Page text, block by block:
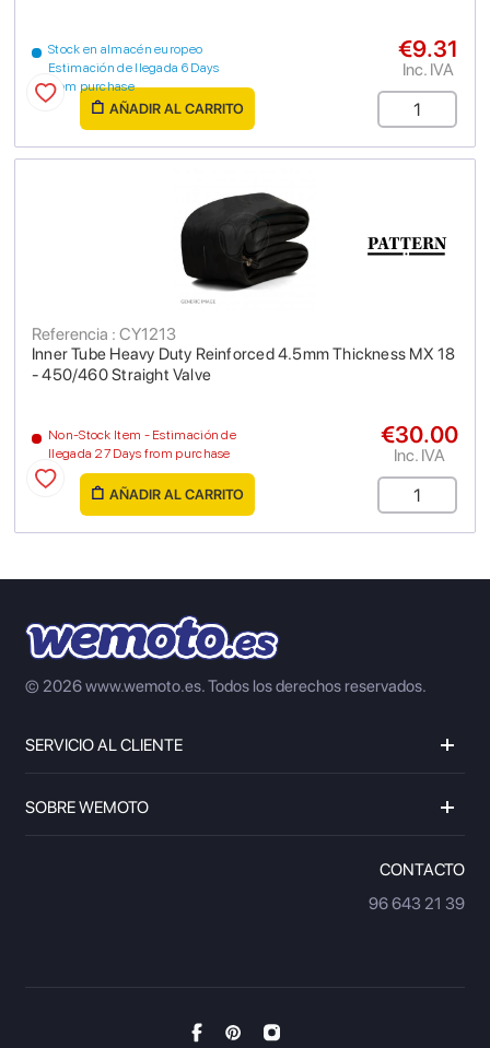
Stock en almacén europeo
Estimación de llegada 6 Days
from purchase
€9.31
Inc. IVA
AÑADIR AL CARRITO
Inner Tube Heavy Duty Reinforced 4.5mm Thickness MX 18
- 450/460 Straight Valve
Referencia : CY1213
Non-Stock Item - Estimación de
llegada 27 Days from purchase
€30.00
Inc. IVA
AÑADIR AL CARRITO
© 2026 www.wemoto.es.Todos los derechos reservados.
SERVICIO AL CLIENTE
SOBRE WEMOTO
CONTACTO
96 643 21 39